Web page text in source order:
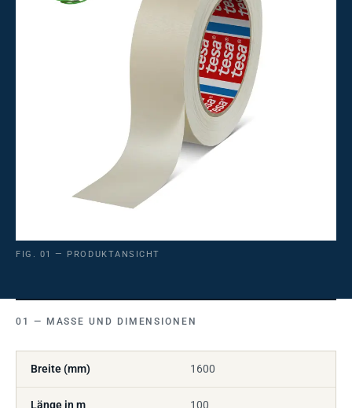
FIG. 01 — PRODUKTANSICHT
MASSE UND DIMENSIONEN
Breite (mm) 1600
Länge in m 100